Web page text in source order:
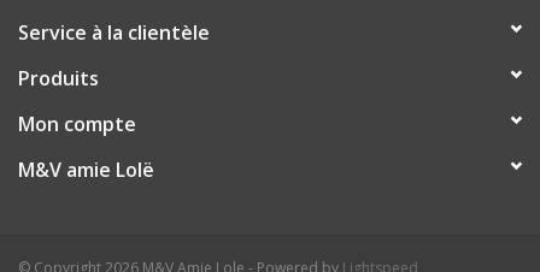
Service à la clientèle
Produits
Mon compte
M&V amie Lolë